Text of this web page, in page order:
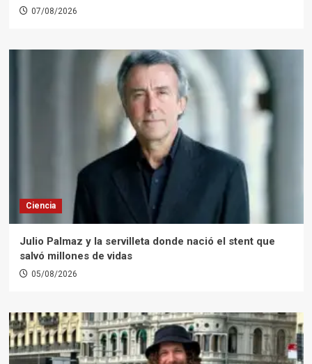
07/08/2026
Ciencia
Julio Palmaz y la servilleta donde nació el stent que
salvó millones de vidas
05/08/2026